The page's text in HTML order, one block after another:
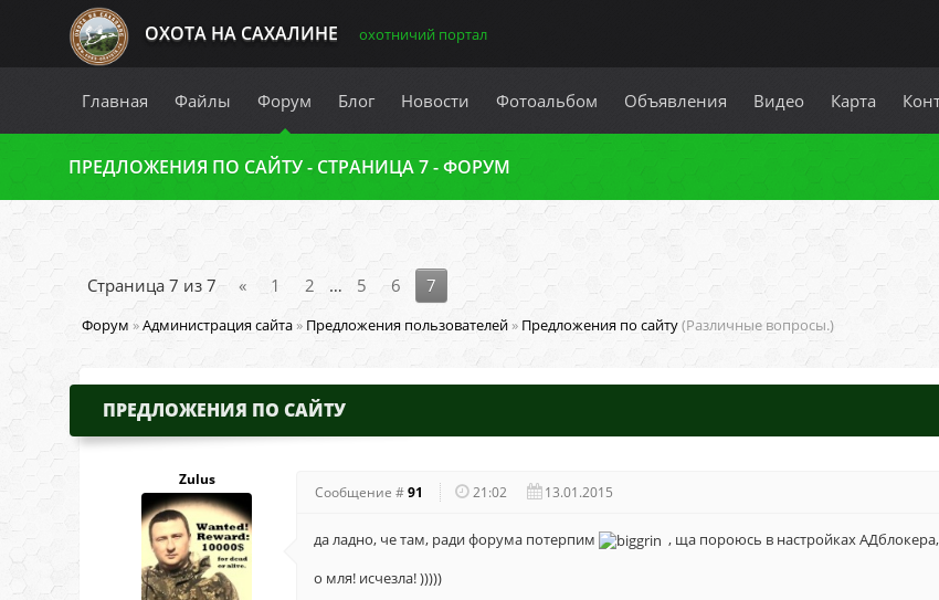
ОХОТА НА САХАЛИНЕ охотничий портал
Главная Файлы Форум Блог Новости Фотоальбом Объявления Видео Карта
ПРЕДЛОЖЕНИЯ ПО САЙТУ - СТРАНИЦА 7 - ФОРУМ
Страница 7 из 7 « 1 2 … 5 6 7
Форум »Администрация сайта » Предложения пользователей » Предложения по сайту(Различные вопросы.)
ПРЕДЛОЖЕНИЯ ПО САЙТУ
Zulus
Сообщение #91 21:02 13.01.2015
да ладно, че там, ради форума потерпим
, ща пороюсь в настройках
о мля! исчезла! )))))